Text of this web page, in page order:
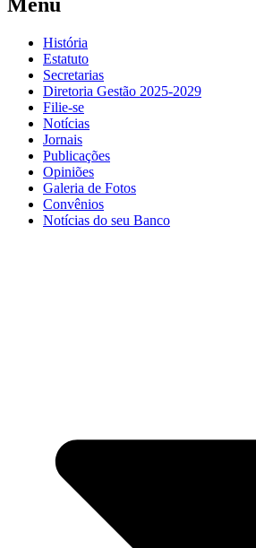
História
Estatuto
Secretarias
Diretoria Gestão 2025-2029
Filie-se
Notícias
Jornais
Publicações
Opiniões
Galeria de Fotos
Convênios
Notícias do seu Banco